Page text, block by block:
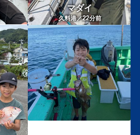
マダイ
久料港／22分前